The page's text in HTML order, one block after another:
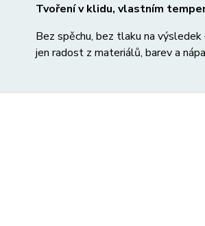
Tvoření v klidu, vlastním
Bez spěchu, bez tlaku na výsledek
jen radost z materiálů, barev a